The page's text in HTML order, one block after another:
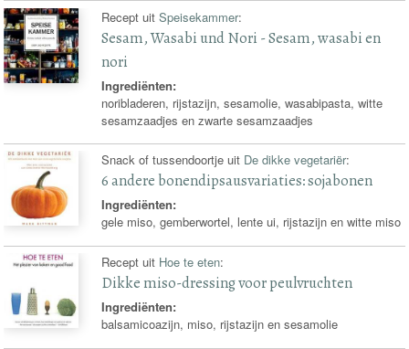
Recept uitSpeisekammer:
Sesam, Wasabi und Nori - Sesam, wasabi en
nori
Ingrediënten:
noribladeren, rijstazijn, sesamolie, wasabipasta, witte
sesamzaadjes en zwarte sesamzaadjes
Snack of tussendoortje uit De dikke vegetariër:
6 andere bonendipsausvariaties: sojabonen
Ingrediënten:
gele miso, gemberwortel, lente ui, rijstazijn en witte miso
Recept uit Hoe te eten:
Dikke miso-dressing voor peulvruchten
Ingrediënten:
balsamicoazijn, miso, rijstazijn en sesamolie